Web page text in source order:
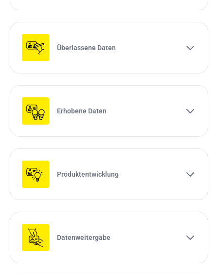
Überlassene Daten
Erhobene Daten
Produktentwicklung
Datenweitergabe